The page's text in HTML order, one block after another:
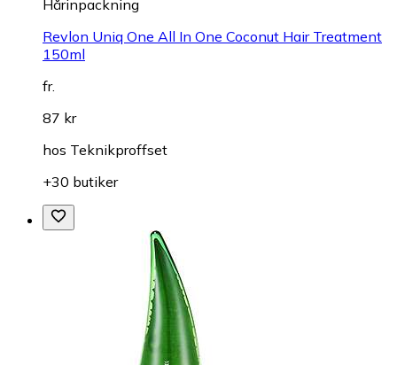
Hårinpackning
Revlon Uniq One All In One Coconut Hair Treatment
150ml
fr.
87 kr
hos Teknikproffset
+30 butiker